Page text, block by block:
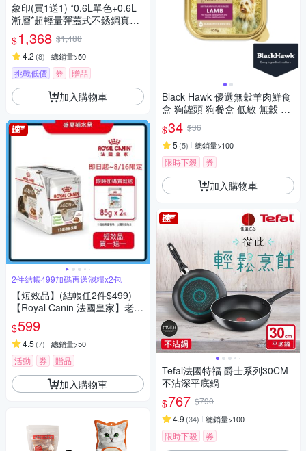
象印(買1送1) *0.6L單色+0.6L
漸層*超輕量彈蓋式不銹鋼真空
保溫保冷杯(SM-SR60E+SM-V
H60)(快)
$1,368 $1,488
4.2 (8) 總銷量>50
挑戰低價 券 贈品
加入購物車
2件結帳499加碼再送濕糧x2包
【短效品】(結帳任2件$499)
【Royal Canin 法國皇家】老貓
12+歲專用A30+12W 85GX12
包/盒(主食餐包 貓濕糧 貓罐)
$599
4.5 (7) 總銷量>50
活動 券 贈品
加入購物車
Black Hawk 優選無穀羊肉鮮食
盒 狗罐頭 狗餐盒 低敏 無穀 適
口性佳
$34 $36
5 (5) 總銷量>100
限時下殺 券
加入購物車
Tefal法國特福 爵士系列30CM
不沾深平底鍋
$767 $790
4.9 (34) 總銷量>100
限時下殺 券